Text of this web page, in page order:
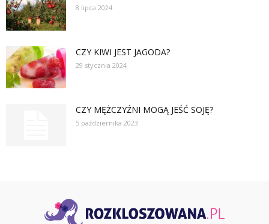
8 lipca 2024
CZY KIWI JEST JAGODA?
29 stycznia 2024
CZY MĘŻCZYŹNI MOGĄ JEŚĆ SOJĘ?
5 października 2023